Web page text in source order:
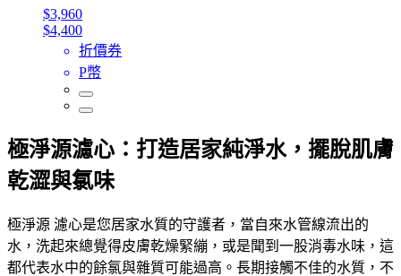
$3,960
$4,400
折價券
P幣
極淨源濾心：打造居家純淨水，擺脫肌膚
乾澀與氯味
極淨源 濾心是您居家水質的守護者，當自來水管線流出的
水，洗起來總覺得皮膚乾燥緊繃，或是聞到一股消毒水味，這
都代表水中的餘氯與雜質可能過高。長期接觸不佳的水質，不